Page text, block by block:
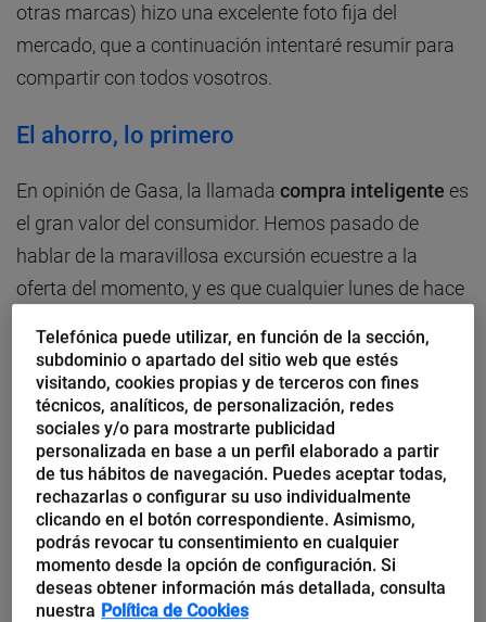
otras marcas) hizo una excelente foto fija del
mercado, que a continuación intentaré resumir para
compartir con todos vosotros.
El ahorro, lo primero
En opinión de Gasa, la llamada compra inteligente es
el gran valor del consumidor. Hemos pasado de
hablar de la maravillosa excursión ecuestre a la
oferta del momento, y es que cualquier lunes de hace
experiencias del fin de semana con los compañeros
del trabajo, ahora está bien visto compartir las vías
de ahorro.
Ojo con las decepciones
Del mismo modo, el consumidor reacciona muy
negativamente frente a lo que pueda considerar un
engaño. Ahora somos especialmentesusceptibles
Telefónica puede utilizar, en función de la sección,
subdominio o apartado del sitio web que estés
visitando, cookies propias y de terceros con fines
técnicos, analíticos, de personalización, redes
sociales y/o para mostrarte publicidad
personalizada en base a un perfil elaborado a partir
de tus hábitos de navegación. Puedes aceptar todas,
rechazarlas o configurar su uso individualmente
clicando en el botón correspondiente. Asimismo,
podrás revocar tu consentimiento en cualquier
momento desde la opción de configuración. Si
deseas obtener información más detallada, consulta
nuestra Política de Cookies